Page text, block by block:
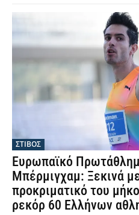
ΣΤΙΒΟΣ
Ευρωπαϊκό
Μπέρμιγχαμ: Ξεκινά
προκριματικό του
ρεκόρ 60 Ελλήνων